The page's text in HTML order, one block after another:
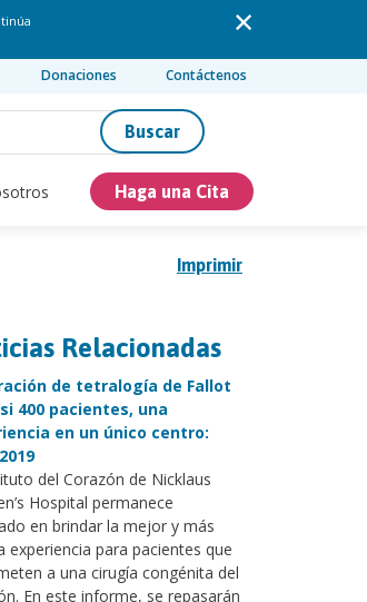
Donaciones Contáctenos
Buscar
Haga una Cita
Imprimir
Relacionadas
de tetralogía de Fallot
400 pacientes, una
en un único centro:
del Corazón de Nicklaus
Hospital permanece
en brindar la mejor y más
experiencia para pacientes que
a una cirugía congénita del
En este informe, se repasarán